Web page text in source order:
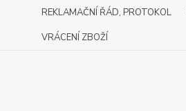
REKLAMAČNÍ ŘÁD, PROTOKOL
VRÁCENÍ ZBOŽÍ